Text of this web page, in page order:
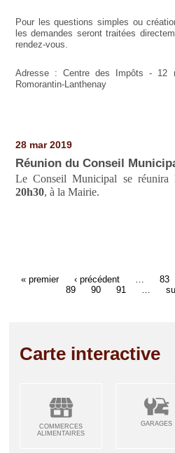
Pour les questions simples ou
les demandes seront traitées
rendez-vous.
Adresse : Centre des Impôts - 12
Romorantin-Lanthenay
28 mar 2019
Réunion du Conseil
Le Conseil Municipal se
20h30, à la Mairie.
« premier ‹ précédent 83
89
90 91
Carte interactive
COMMERCES
ALIMENTAIRES
GARAGES